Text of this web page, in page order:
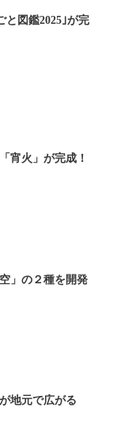
図鑑2025｣が完
宵火」が完成！
」の２種を開発
地元で広がる